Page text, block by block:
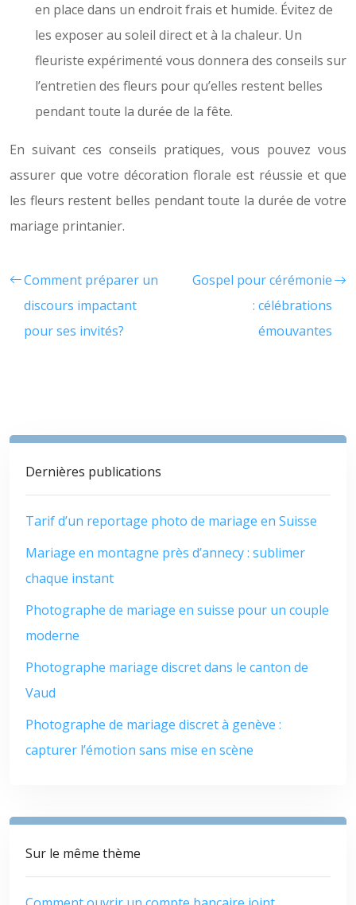
en place dans un endroit frais et humide. Évitez de
les exposer au soleil direct et à la chaleur. Un
fleuriste expérimenté vous donnera des conseils sur
l’entretien des fleurs pour qu’elles restent belles
pendant toute la durée de la fête.
En suivant ces conseils pratiques, vous pouvez vous
assurer que votre décoration florale est réussie et que
les fleurs restent belles pendant toute la durée de votre
mariage printanier.
Comment préparer un
discours impactant
pour ses invités?
Gospel pour cérémonie
: célébrations
émouvantes
Dernières publications
Tarif d’un reportage photo de mariage en Suisse
Mariage en montagne près d’annecy : sublimer
chaque instant
Photographe de mariage en suisse pour un couple
moderne
Photographe mariage discret dans le canton de
Vaud
Photographe de mariage discret à genève :
capturer l’émotion sans mise en scène
Sur le même thème